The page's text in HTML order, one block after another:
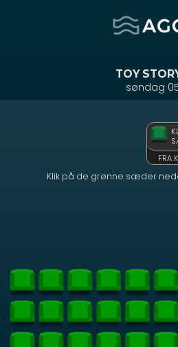
Agger
TOY
søndag
FRA
Klik på de grønne sæder
front05-